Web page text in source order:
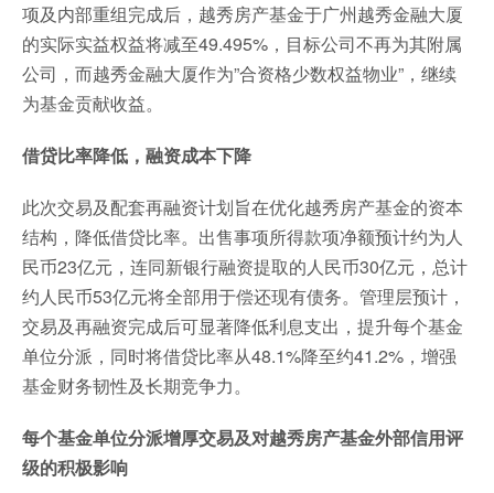
项及内部重组完成后，越秀房产基金于广州越秀金融大厦
的实际实益权益将减至49.495%，目标公司不再为其附属
公司，而越秀金融大厦作为”合资格少数权益物业”，继续
为基金贡献收益。
借贷比率降低，融资成本下降
此次交易及配套再融资计划旨在优化越秀房产基金的资本
结构，降低借贷比率。出售事项所得款项净额预计约为人
民币23亿元，连同新银行融资提取的人民币30亿元，总计
约人民币53亿元将全部用于偿还现有债务。管理层预计，
交易及再融资完成后可显著降低利息支出，提升每个基金
单位分派，同时将借贷比率从48.1%降至约41.2%，增强
基金财务韧性及长期竞争力。
每个基金单位分派增厚交易及对越秀房产基金外部信用评
级的积极影响